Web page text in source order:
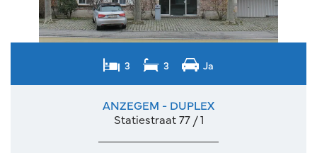
3 3 Ja
ANZEGEM - DUPLEX
Statiestraat 77 / 1